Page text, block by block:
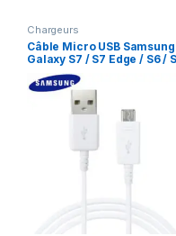
Chargeurs
Câble Micro USB Samsung
Galaxy S7 / S7 Edge / S6 /
Edge Officiel